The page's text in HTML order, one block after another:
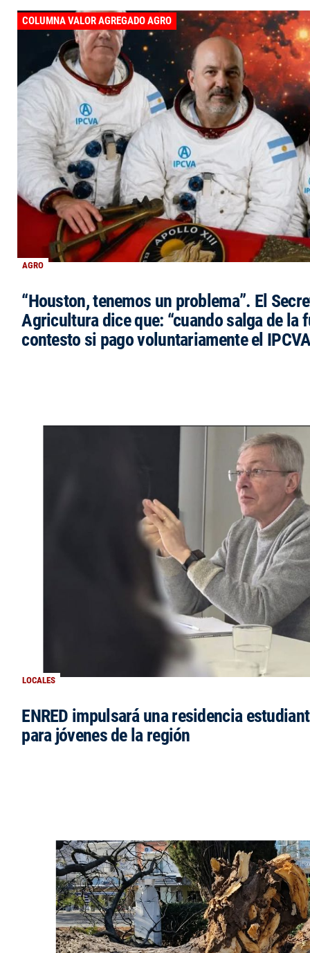
AGRO
COLUMNA VALOR AGREGADO AGRO
“Houston, tenemos un problema”. El
Agricultura dice que: “cuando salga de la
contesto si pago voluntariamente el
LOCALES
ENRED impulsará una residencia
para jóvenes de la región